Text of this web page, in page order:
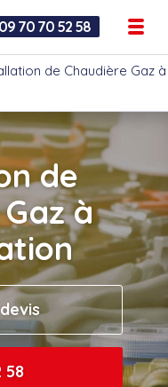
09 70 70 52 58
de Chaudière Gaz à
de
à
58